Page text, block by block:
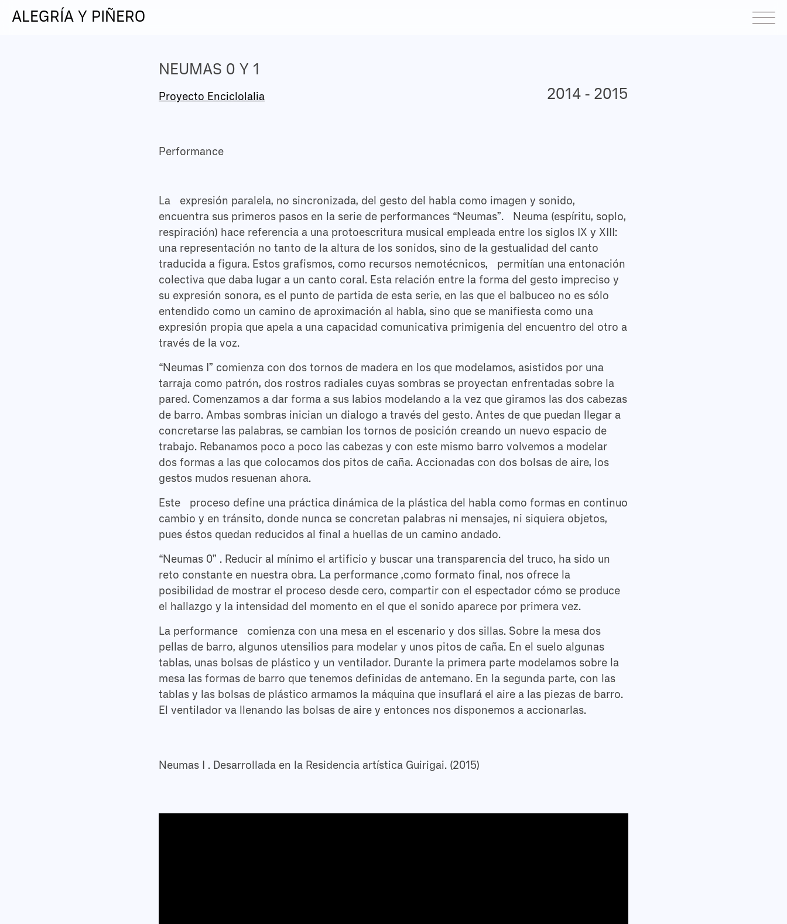
ALEGRÍA Y PIÑERO
NEUMAS 0 Y 1
Proyecto Enciclolalia 2014 - 2015
Performance
La expresión paralela, no sincronizada, del gesto del habla como imagen y sonido,
encuentra sus primeros pasos en la serie de performances “Neumas”. Neuma (espíritu, soplo,
respiración) hace referencia a una protoescritura musical empleada entre los siglos IX y XIII:
una representación no tanto de la altura de los sonidos, sino de la gestualidad del canto
traducida a figura. Estos grafismos, como recursos nemotécnicos, permitían una entonación
colectiva que daba lugar a un canto coral. Esta relación entre la forma del gesto impreciso y
su expresión sonora, es el punto de partida de esta serie, en las que el balbuceo no es sólo
entendido como un camino de aproximación al habla, sino que se manifiesta como una
expresión propia que apela a una capacidad comunicativa primigenia del encuentro del otro a
través de la voz.
“Neumas I” comienza con dos tornos de madera en los que modelamos, asistidos por una
tarraja como patrón, dos rostros radiales cuyas sombras se proyectan enfrentadas sobre la
pared. Comenzamos a dar forma a sus labios modelando a la vez que giramos las dos cabezas
de barro. Ambas sombras inician un dialogo a través del gesto. Antes de que puedan llegar a
concretarse las palabras, se cambian los tornos de posición creando un nuevo espacio de
trabajo. Rebanamos poco a poco las cabezas y con este mismo barro volvemos a modelar
dos formas a las que colocamos dos pitos de caña. Accionadas con dos bolsas de aire, los
gestos mudos resuenan ahora.
Este proceso define una práctica dinámica de la plástica del habla como formas en continuo
cambio y en tránsito, donde nunca se concretan palabras ni mensajes, ni siquiera objetos,
pues éstos quedan reducidos al final a huellas de un camino andado.
“Neumas 0” . Reducir al mínimo el artificio y buscar una transparencia del truco, ha sido un
reto constante en nuestra obra. La performance ,como formato final, nos ofrece la
posibilidad de mostrar el proceso desde cero, compartir con el espectador cómo se produce
el hallazgo y la intensidad del momento en el que el sonido aparece por primera vez.
La performance comienza con una mesa en el escenario y dos sillas. Sobre la mesa dos
pellas de barro, algunos utensilios para modelar y unos pitos de caña. En el suelo algunas
tablas, unas bolsas de plástico y un ventilador. Durante la primera parte modelamos sobre la
mesa las formas de barro que tenemos definidas de antemano. En la segunda parte, con las
tablas y las bolsas de plástico armamos la máquina que insuflará el aire a las piezas de barro.
El ventilador va llenando las bolsas de aire y entonces nos disponemos a accionarlas.
Neumas I . Desarrollada en la Residencia artística Guirigai. (2015)